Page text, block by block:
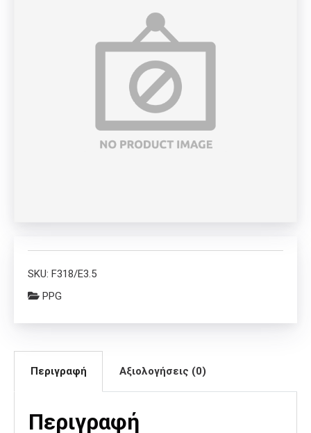
SKU: F318/E3.5
PPG
Περιγραφή Αξιολογήσεις (0)
Περιγραφή